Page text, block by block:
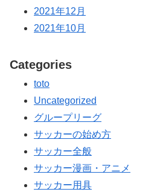
2021年12月
2021年10月
Categories
toto
Uncategorized
グループリーグ
サッカーの始め方
サッカー全般
サッカー漫画・アニメ
サッカー用具